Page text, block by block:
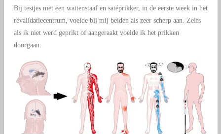
Bij testjes met een wattenstaaf en satéprikker, in de eerste week in het
revalidatiecentrum, voelde bij mij beiden als zeer scherp aan. Zelfs
als ik niet werd geprikt of aangeraakt voelde ik het prikken
doorgaan.